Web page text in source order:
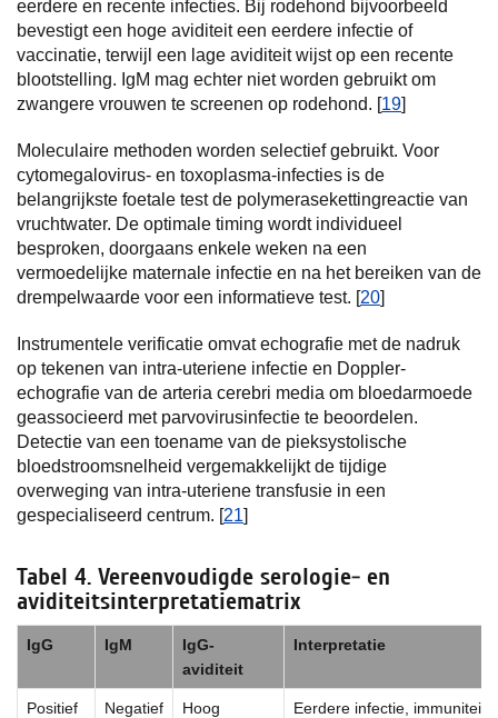
eerdere en recente infecties. Bij rodehond bijvoorbeeld
bevestigt een hoge aviditeit een eerdere infectie of
vaccinatie, terwijl een lage aviditeit wijst op een recente
blootstelling. IgM mag echter niet worden gebruikt om
zwangere vrouwen te screenen op rodehond. [19]
Moleculaire methoden worden selectief gebruikt. Voor
cytomegalovirus- en toxoplasma-infecties is de
belangrijkste foetale test de polymerasekettingreactie van
vruchtwater. De optimale timing wordt individueel
besproken, doorgaans enkele weken na een
vermoedelijke maternale infectie en na het bereiken van de
drempelwaarde voor een informatieve test. [20]
Instrumentele verificatie omvat echografie met de nadruk
op tekenen van intra-uteriene infectie en Doppler-
echografie van de arteria cerebri media om bloedarmoede
geassocieerd met parvovirusinfectie te beoordelen.
Detectie van een toename van de pieksystolische
bloedstroomsnelheid vergemakkelijkt de tijdige
overweging van intra-uteriene transfusie in een
gespecialiseerd centrum. [21]
Tabel 4. Vereenvoudigde serologie- en
aviditeitsinterpretatiematrix
IgG IgM
IgG-
aviditeit
Interpretatie
Positief Negatief Hoog Eerdere infectie, immuniteit